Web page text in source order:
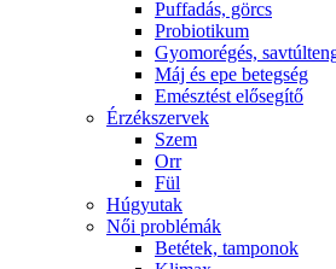
Puffadás, görcs
Probiotikum
Gyomorégés,
Máj és epe betegség
Emésztést elősegítő
Érzékszervek
Szem
Orr
Fül
Húgyutak
Női problémák
Betétek, tamponok